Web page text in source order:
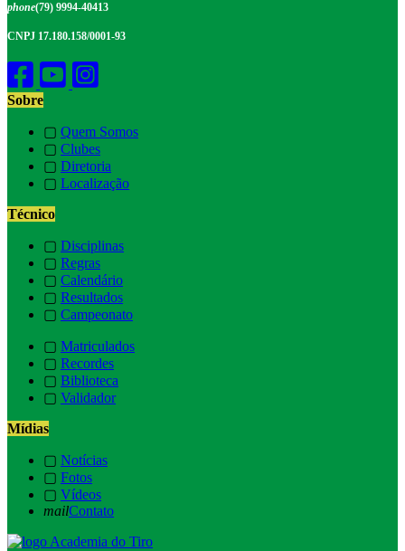
phone(79) 9994-40413
CNPJ 17.180.158/0001-93
Sobre
▢ Quem Somos
▢ Clubes
▢ Diretoria
▢ Localização
Técnico
▢ Disciplinas
▢ Regras
▢ Calendário
▢ Resultados
▢ Campeonato
▢ Matriculados
▢ Recordes
▢ Biblioteca
▢ Validador
Mídias
▢ Notícias
▢ Fotos
▢ Vídeos
mailContato